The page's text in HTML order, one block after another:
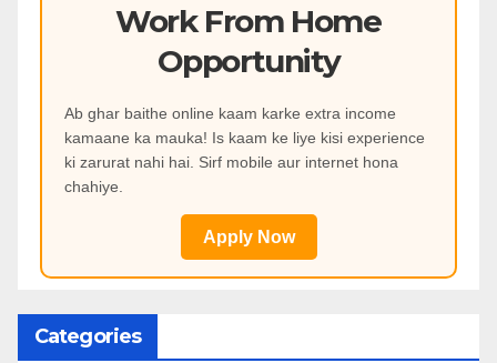
Work From Home
Opportunity
Ab ghar baithe online kaam karke extra income
kamaane ka mauka! Is kaam ke liye kisi experience
ki zarurat nahi hai. Sirf mobile aur internet hona
chahiye.
Apply Now
Categories